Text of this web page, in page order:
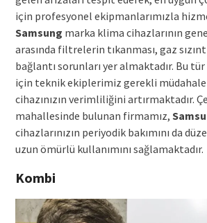
için profesyonel ekipmanlarımızla
Samsung marka klima cihazlarının
arasında filtrelerin tıkanması, gaz
bağlantı sorunları yer almaktadır. Bu
için teknik ekiplerimiz gerekli
cihazınızın verimliliğini artırmaktadır.
mahallesinde bulunan firmamız,
cihazlarınızın periyodik bakımını da
uzun ömürlü kullanımını sağlamaktadır.
Kombi